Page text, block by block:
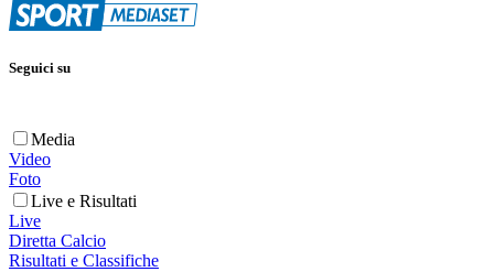
Seguici su
Media
Video
Foto
Live e Risultati
Live
Diretta Calcio
Risultati e Classifiche